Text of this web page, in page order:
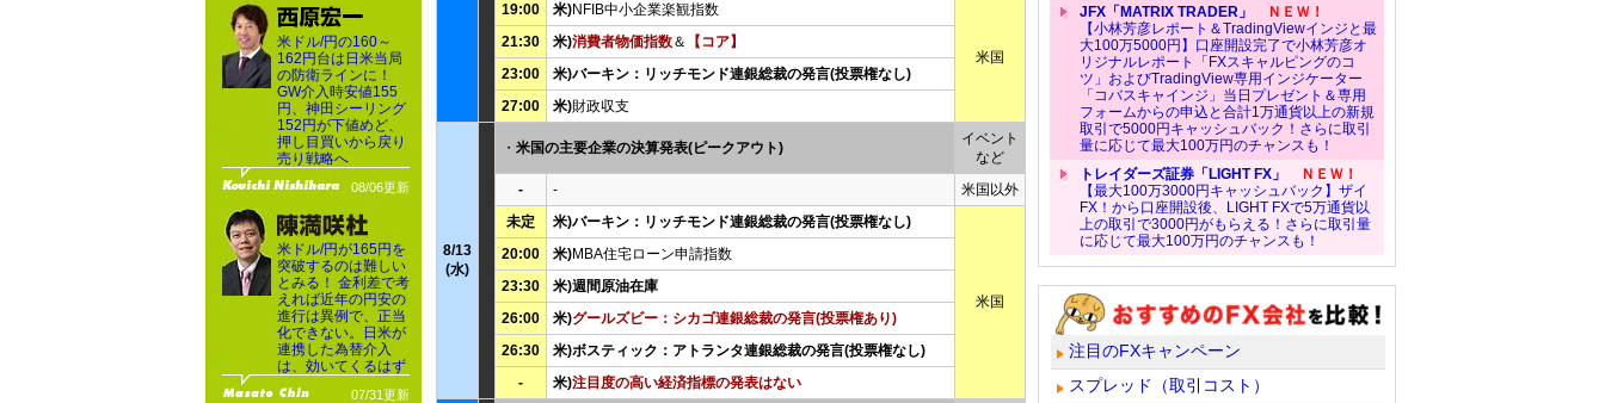
19:00
米)NFIB中小企業楽観指数
米国
21:30 米)消費者物価指数＆
【コア】
23:00
米)バーキン：リッチモンド連銀総裁の発言(投票権なし)
27:00
米)財政収支
8/13
(水)
・ 米国の主要企業の決算発表(ピークアウト)
イベント
など
-
-
米国以外
未定
米)バーキン：リッチモンド連銀総裁の発言(投票権なし)
米国
20:00 米)MBA住宅ローン申請指数
23:30
米)週間原油在庫
26:00
米)グールズビー：シカゴ連銀総裁の発言(投票権あり)
26:30
米)ボスティック：アトランタ連銀総裁の発言(投票権なし)
-
米)注目度の高い経済指標の発表はない
JFX「MATRIX TRADER」
ＮＥＷ！
【小林芳彦レポート＆TradingViewインジと最
大100万5000円】口座開設完了で小林芳彦オ
リジナルレポート「FXスキャルピングのコ
ツ」およびTradingView専用インジケーター
「コバスキャインジ」当日プレゼント＆専用
フォームからの申込と合計1万通貨以上の新規
取引で5000円キャッシュバック！さらに取引
量に応じて最大100万円のチャンスも！
トレイダーズ証券「LIGHT FX」
ＮＥＷ！
【最大100万3000円キャッシュバック】ザイ
FX！から口座開設後、LIGHT FXで5万通貨以
上の取引で3000円がもらえる！さらに取引量
に応じて最大100万円のチャンスも！
注目のFXキャンペーン
スプレッド（取引コスト）
米ドル/円の160～
162円台は日米当局
の防衛ラインに！
GW介入時安値155
円、神田シーリング
152円が下値めど、
押し目買いから戻り
売り戦略へ
08/06更新
米ドル/円が165円を
突破するのは難しい
とみる！ 金利差で考
えれば近年の円安の
進行は異例で、正当
化できない。日米が
連携した為替介入
は、効いてくるはず
07/31更新